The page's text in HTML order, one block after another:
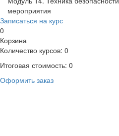
мероприятия
Записаться на курс
0
Корзина
Количество курсов: 0
Итоговая стоимость: 0
Оформить заказ